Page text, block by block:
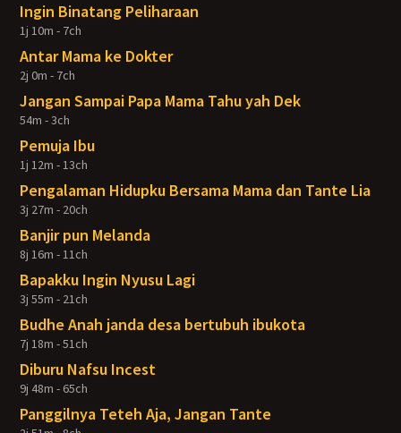
Ingin Binatang Peliharaan
1j 10m - 7ch
Antar Mama ke Dokter
2j 0m - 7ch
Jangan Sampai Papa Mama Tahu yah Dek
54m - 3ch
Pemuja Ibu
1j 12m - 13ch
Pengalaman Hidupku Bersama Mama dan Tante Lia
3j 27m - 20ch
Banjir pun Melanda
8j 16m - 11ch
Bapakku Ingin Nyusu Lagi
3j 55m - 21ch
Budhe Anah janda desa bertubuh ibukota
7j 18m - 51ch
Diburu Nafsu Incest
9j 48m - 65ch
Panggilnya Teteh Aja, Jangan Tante